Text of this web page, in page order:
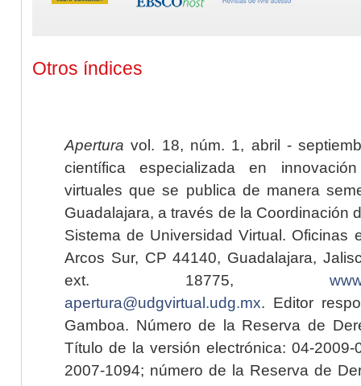
Otros índices
Apertura vol. 18, núm. 1, abril -
científica especializada en
virtuales que se publica de manera
Guadalajara, a través de la Coordinación
Sistema de Universidad Virtual. Oficinas
Arcos Sur, CP 44140, Guadalajara,
ext. 18775,
apertura@udgvirtual.udg.mx. Editor
Gamboa. Número de la Reserva de
Título de la versión electrónica: 04-2009-
2007-1094; número de la Reserva de